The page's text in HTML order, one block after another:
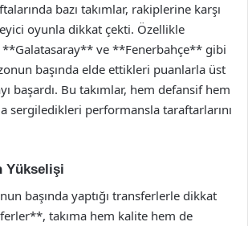
bazı takımlar, rakiplerine karşı
oyunla dikkat çekti. Özellikle
ve **Fenerbahçe** gibi
başında elde ettikleri puanlarla üst
başardı. Bu takımlar, hem defansif hem
sergiledikleri performansla taraftarlarını
Yükselişi
başında yaptığı transferlerle dikkat
takıma hem kalite hem de